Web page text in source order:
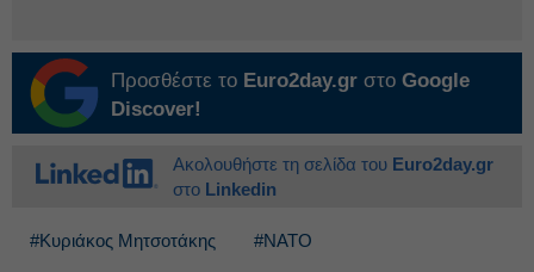
Προσθέστε το Euro2day.gr στο Google
Discover!
Ακολουθήστε τη σελίδα του Euro2day.gr
στο Linkedin
#Κυριάκος Μητσοτάκης #ΝΑΤΟ